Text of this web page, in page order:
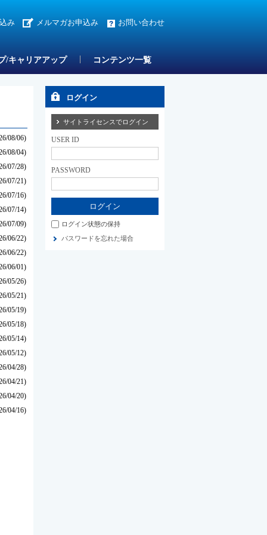
み メルマガお申込み お問い合わせ
/キャリアアップ コンテンツ一覧
08/06)
08/04)
07/28)
07/21)
07/16)
07/14)
07/09)
06/22)
06/22)
06/01)
05/26)
05/21)
05/19)
05/18)
05/14)
05/12)
04/28)
04/21)
04/20)
04/16)
ログイン
サイトライセンスでログイン
USER ID
PASSWORD
ログイン状態の保持
パスワードを忘れた場合